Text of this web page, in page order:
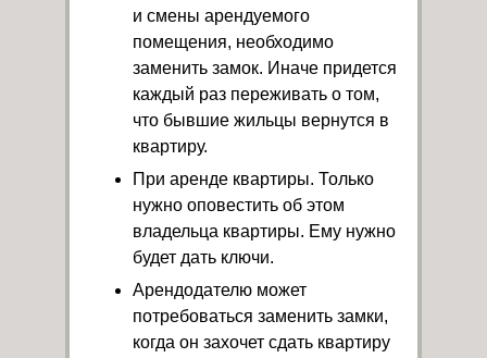
и смены арендуемого
помещения, необходимо
заменить замок. Иначе придется
каждый раз переживать о том,
что бывшие жильцы вернутся в
квартиру.
При аренде квартиры. Только
нужно оповестить об этом
владельца квартиры. Ему нужно
будет дать ключи.
Арендодателю может
потребоваться заменить замки,
когда он захочет сдать квартиру